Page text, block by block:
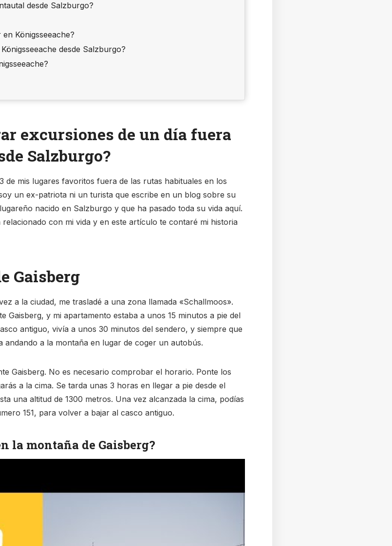
desde Salzburgo?
Königsseeache?
desde Salzburgo?
excursiones de un día fuera
Salzburgo?
de mis lugares favoritos fuera de las rutas habituales en los
un ex-patriota ni un turista que escribe en un blog sobre su
nacido en Salzburgo y que ha pasado toda su vida aquí.
relacionado con mi vida y en este artículo te contaré mi historia
Gaisberg
a la ciudad, me trasladé a una zona llamada «Schallmoos».
Gaisberg, y mi apartamento estaba a unos 15 minutos a pie del
antiguo, vivía a unos 30 minutos del sendero, y siempre que
andando a la montaña en lugar de coger un autobús.
Gaisberg. No es necesario comprobar el horario. Ponte los
a la cima. Se tarda unas 3 horas en llegar a pie desde el
una altitud de 1300 metros. Una vez alcanzada la cima, podías
151, para volver a bajar al casco antiguo.
la montaña de Gaisberg?